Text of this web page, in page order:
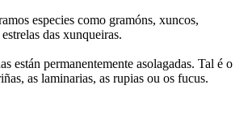
especies como gramóns, xuncos,
das xunqueiras.
están permanentemente asolagadas. Tal é o
as laminarias, as rupias ou os fucus.